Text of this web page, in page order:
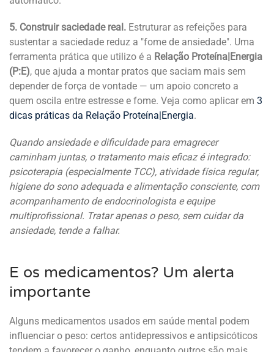
5. Construir saciedade real. Estruturar as refeições para
sustentar a saciedade reduz a "fome de ansiedade". Uma
ferramenta prática que utilizo é a Relação Proteína|Energia
(P:E), que ajuda a montar pratos que saciam mais sem
depender de força de vontade — um apoio concreto a
quem oscila entre estresse e fome. Veja como aplicar em 3
dicas práticas da Relação Proteína|Energia.
Quando ansiedade e dificuldade para emagrecer
caminham juntas, o tratamento mais eficaz é integrado:
psicoterapia (especialmente TCC), atividade física regular,
higiene do sono adequada e alimentação consciente, com
acompanhamento de endocrinologista e equipe
multiprofissional. Tratar apenas o peso, sem cuidar da
ansiedade, tende a falhar.
E os medicamentos? Um alerta
importante
Alguns medicamentos usados em saúde mental podem
influenciar o peso: certos antidepressivos e antipsicóticos